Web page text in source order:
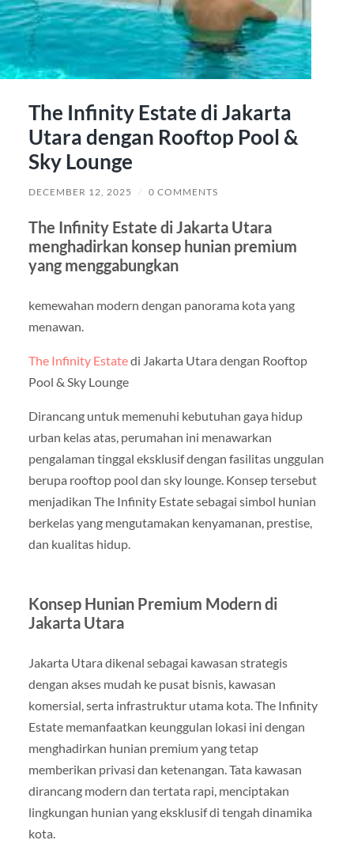
The Infinity Estate di Jakarta
Utara dengan Rooftop Pool &
Sky Lounge
DECEMBER 12, 2025 / 0 COMMENTS
The Infinity Estate di Jakarta Utara
menghadirkan konsep hunian premium
yang menggabungkan
kemewahan modern dengan panorama kota yang
menawan.
The Infinity Estatedi Jakarta Utara dengan Rooftop
Pool & Sky Lounge
Dirancang untuk memenuhi kebutuhan gaya hidup
urban kelas atas, perumahan ini menawarkan
pengalaman tinggal eksklusif dengan fasilitas unggulan
berupa rooftop pool dan sky lounge. Konsep tersebut
menjadikan The Infinity Estate sebagai simbol hunian
berkelas yang mengutamakan kenyamanan, prestise,
dan kualitas hidup.
Konsep Hunian Premium Modern di
Jakarta Utara
Jakarta Utara dikenal sebagai kawasan strategis
dengan akses mudah ke pusat bisnis, kawasan
komersial, serta infrastruktur utama kota. The Infinity
Estate memanfaatkan keunggulan lokasi ini dengan
menghadirkan hunian premium yang tetap
memberikan privasi dan ketenangan. Tata kawasan
dirancang modern dan tertata rapi, menciptakan
lingkungan hunian yang eksklusif di tengah dinamika
kota.